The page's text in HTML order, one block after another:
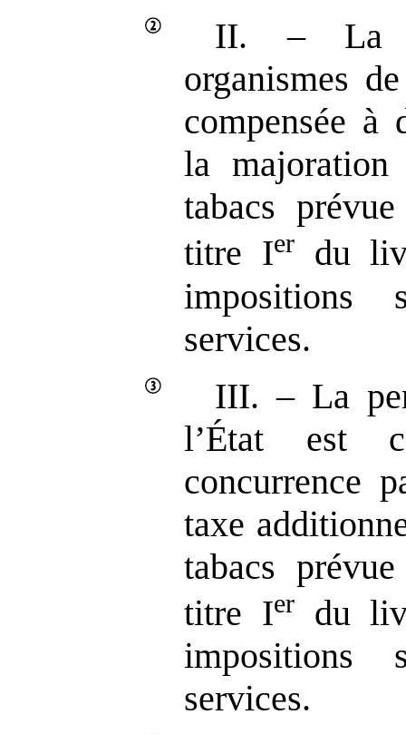
II. – La
organismes
compensée à
la majoration
tabacs
titre Ier
du
services.
III. – La
l’État est
concurrence
taxe
tabacs
titre Ier
du
services.